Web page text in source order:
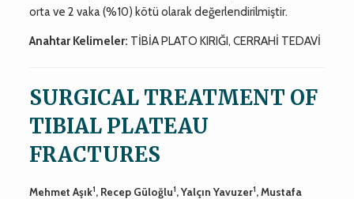
orta ve 2 vaka (%10) kötü olarak değerlendirilmiştir.
Anahtar Kelimeler: TİBİA PLATO KIRIĞI, CERRAHİ TEDAVİ
SURGICAL TREATMENT OF
TIBIAL PLATEAU
FRACTURES
Mehmet Aşık1, Recep Güloğlu1, Yalçın Yavuzer1, Mustafa